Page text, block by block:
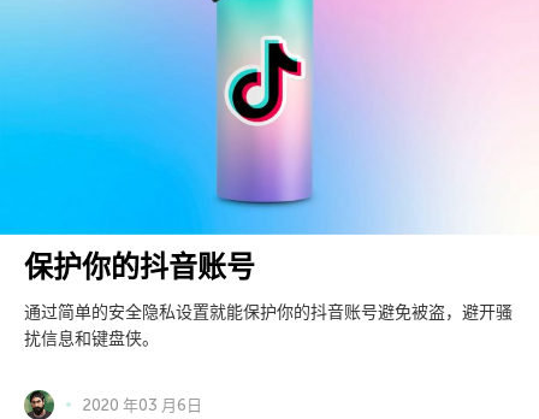
保护你的抖音账号
通过简单的安全隐私设置就能保护你的抖音账号避免被盗，避开骚
扰信息和键盘侠。
2020 年03 月6日